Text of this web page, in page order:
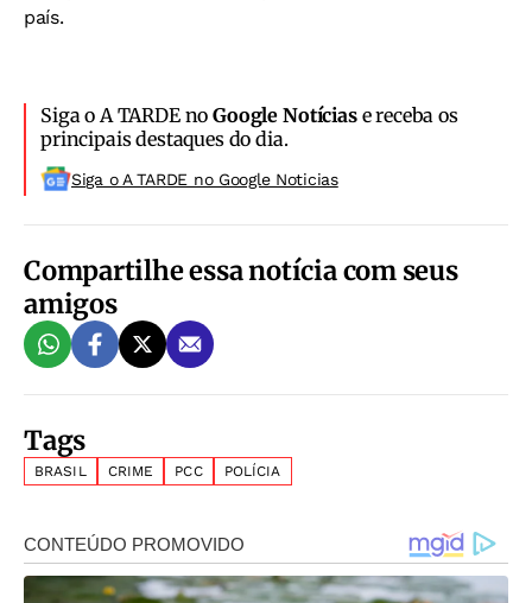
país.
Siga o A TARDE noGoogle Notíciase receba os
principais destaques do dia.
Siga o A TARDE no Google Noticias
Compartilhe essa notícia com seus
amigos
Tags
BRASIL CRIME PCC POLÍCIA